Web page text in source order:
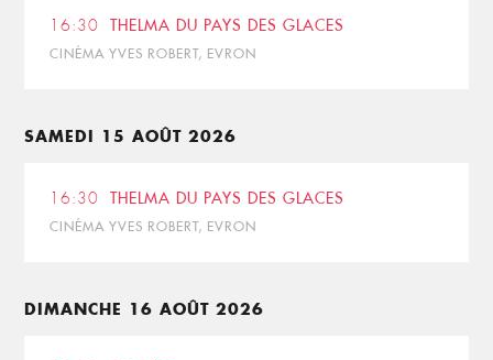
16:30 THELMA DU PAYS DES GLACES
CINÉMA YVES ROBERT, EVRON
SAMEDI 15 AOÛT 2026
16:30 THELMA DU PAYS DES GLACES
CINÉMA YVES ROBERT, EVRON
DIMANCHE 16 AOÛT 2026